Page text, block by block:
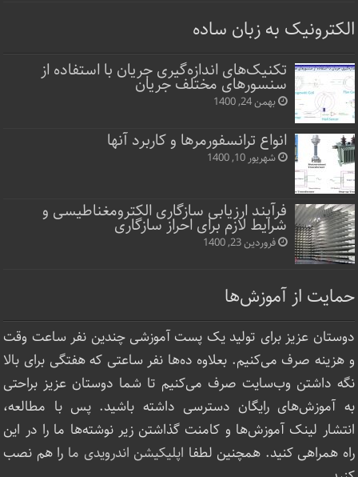
الکترونیک به زبان ساده
تکنیک‌های اندازه‌گیری جریان با استفاده از
سنسورهای مختلف جریان
بهمن 24, 1400
انواع ترانسفورمرها و کاربرد آنها
شهریور 10, 1400
فرآیند ارزیابی سازگاری الکترومغناطیسی و
شرایط لازم برای احراز سازگاری
فروردین 23, 1400
حمایت از آموزش‌ها
دوستان عزیز برای تولید یک پست آموزشی چندین نفر ساعت‌ وقت
و هزینه صرف می‌کنیم. بعلاوه ده‌ها نفر ساعتی که هفتگی برای بالا
نگه داشتن وب‌سایت صرف ‌می‌کنیم تا شما دوستان عزیز براحتی
به آموزش‌های رایگان دسترسی داشته باشید. پس با مطالعه،
انتشار لینک‌ آموزش‌ها و کامنت گذاشتن زیر نوشته‌‌ها ما را در این
راه همراهی کنید. همچنین لطفا اپلیکیشن اندرویدی ما را هم نصب